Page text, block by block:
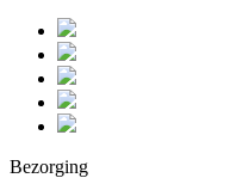
Bezorging